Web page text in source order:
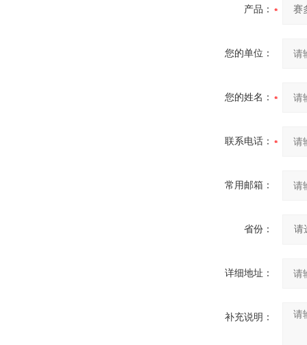
产品：
您的单位：
您的姓名：
联系电话：
常用邮箱：
省份：
详细地址：
补充说明：